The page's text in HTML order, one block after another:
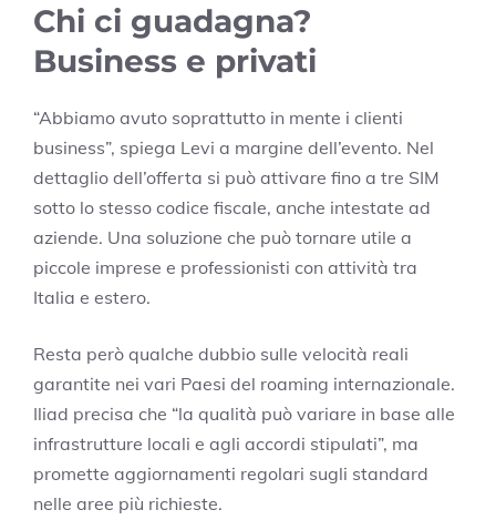
Chi ci guadagna?
Business e privati
“Abbiamo avuto soprattutto in mente i clienti
business”, spiega Levi a margine dell’evento. Nel
dettaglio dell’offerta si può attivare fino a tre SIM
sotto lo stesso codice fiscale, anche intestate ad
aziende. Una soluzione che può tornare utile a
piccole imprese e professionisti con attività tra
Italia e estero.
Resta però qualche dubbio sulle velocità reali
garantite nei vari Paesi del roaming internazionale.
Iliad precisa che “la qualità può variare in base alle
infrastrutture locali e agli accordi stipulati”, ma
promette aggiornamenti regolari sugli standard
nelle aree più richieste.